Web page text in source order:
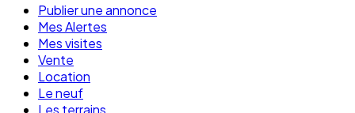
Publier une annonce
Mes Alertes
Mes visites
Vente
Location
Le neuf
Les terrains